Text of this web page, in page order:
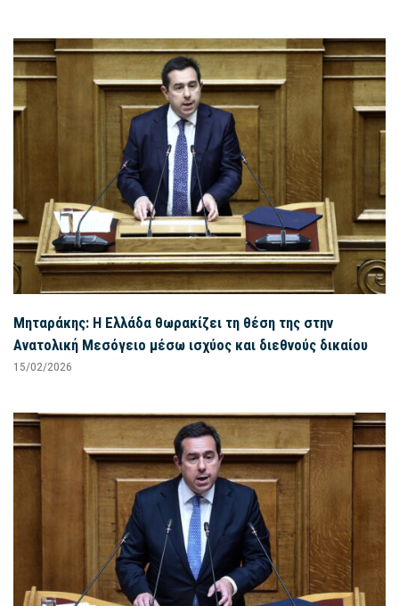
Μηταράκης: Η Ελλάδα θωρακίζει τη θέση της στην
Ανατολική Μεσόγειο μέσω ισχύος και διεθνούς δικαίου
15/02/2026